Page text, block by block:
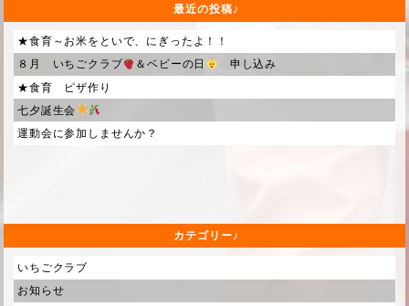
最近の投稿
★食育～お米をといで、にぎったよ！！
８月 いちごクラブ
＆ベビーの日
申し込み
★食育 ピザ作り
七夕誕生会
運動会に参加しませんか？
カテゴリー
いちごクラブ
お知らせ